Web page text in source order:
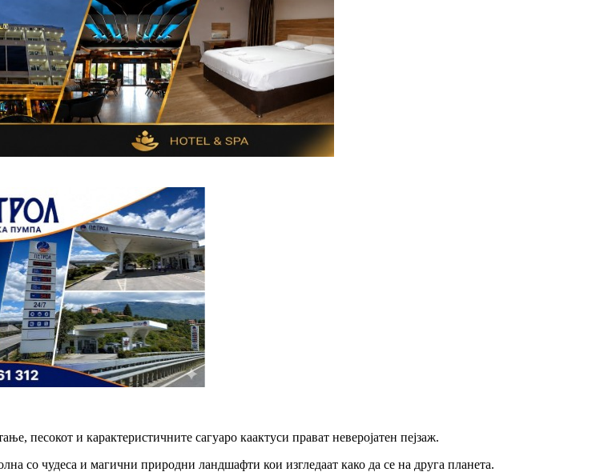
песокот и карактеристичните сагуаро каактуси прават неверојатен пејзаж.
со чудеса и магични природни ландшафти кои изгледаат како да се на друга планета.